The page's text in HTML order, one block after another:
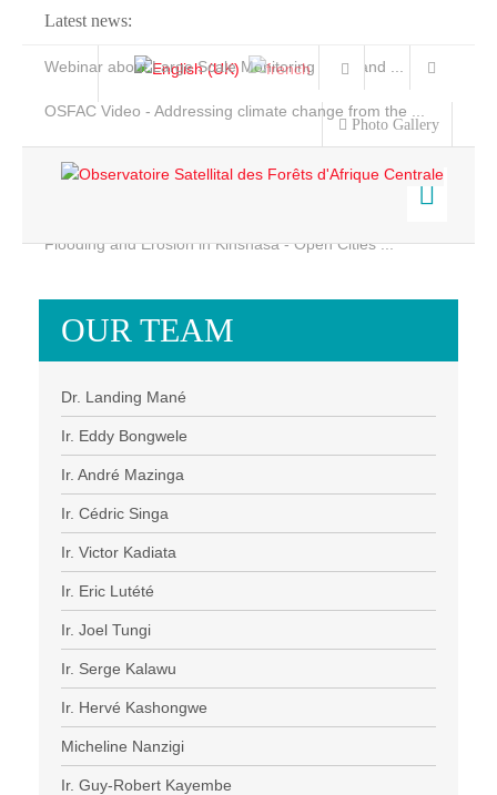
Latest news:
Webinar about Large Scale Monitoring and Land ...
OSFAC Video - Addressing climate change from the ...
Flooding and Erosion in Kinshasa - Open Cities ...
Photo Gallery
Home
Services
News & Stories
OUR TEAM
Dr. Landing Mané
Ir. Eddy Bongwele
Ir. André Mazinga
Ir. Cédric Singa
Ir. Victor Kadiata
Ir. Eric Lutété
Ir. Joel Tungi
Ir. Serge Kalawu
Ir. Hervé Kashongwe
Micheline Nanzigi
Ir. Guy-Robert Kayembe